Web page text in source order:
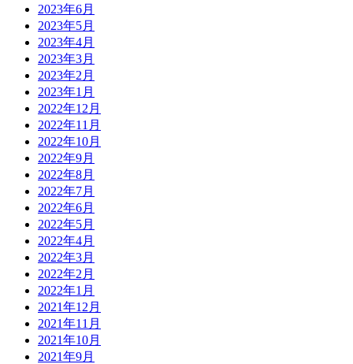
2023年6月
2023年5月
2023年4月
2023年3月
2023年2月
2023年1月
2022年12月
2022年11月
2022年10月
2022年9月
2022年8月
2022年7月
2022年6月
2022年5月
2022年4月
2022年3月
2022年2月
2022年1月
2021年12月
2021年11月
2021年10月
2021年9月